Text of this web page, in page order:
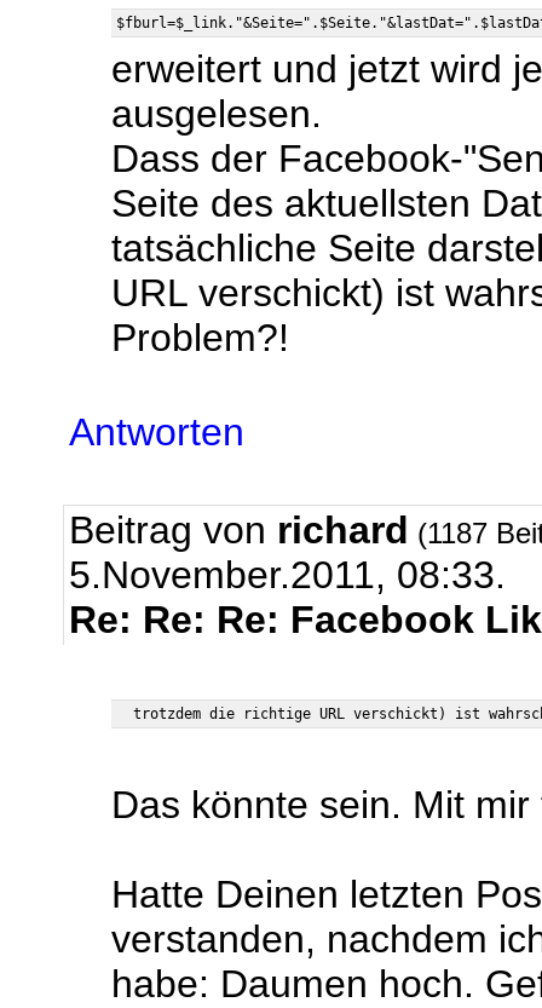
erweitert und jetzt wird
ausgelesen.
Dass der Facebook-
Seite des aktuellsten
tatsächliche Seite
URL verschickt) ist
Problem?!
Antworten
Beitrag von richard (1187
5.November.2011, 08:33.
Re: Re: Re: Facebook
Das könnte sein. Mit
Hatte Deinen letzten
verstanden, nachdem
habe: Daumen hoch.